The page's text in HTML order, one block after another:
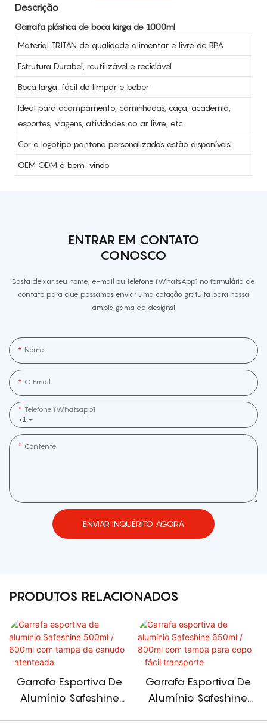
Descrição
Garrafa plástica de boca larga de 1000ml
Material TRITAN de qualidade alimentar e livre de BPA
Estrutura Durabel, reutilizável e reciclável
Boca larga, fácil de limpar e beber
Ideal para acampamento, caminhadas, caça, academia,
esportes, viagens, atividades ao ar livre, etc.
Cor e logotipo pantone personalizados estão disponíveis
OEM ODM é bem-vindo
ENTRAR EM CONTATO
CONOSCO
Basta deixar seu nome, e-mail ou telefone (WhatsApp) no formulário de
contato para que possamos enviar uma cotação gratuita para nossa
ampla gama de designs!
Nome
O Email
+1
Telefone (Whatsapp]
Contente
ENVIAR INQUÉRITO AGORA
PRODUTOS RELACIONADOS
Garrafa Esportiva De
Alumínio Safeshine
Garrafa Esportiva De
Alumínio Safeshine